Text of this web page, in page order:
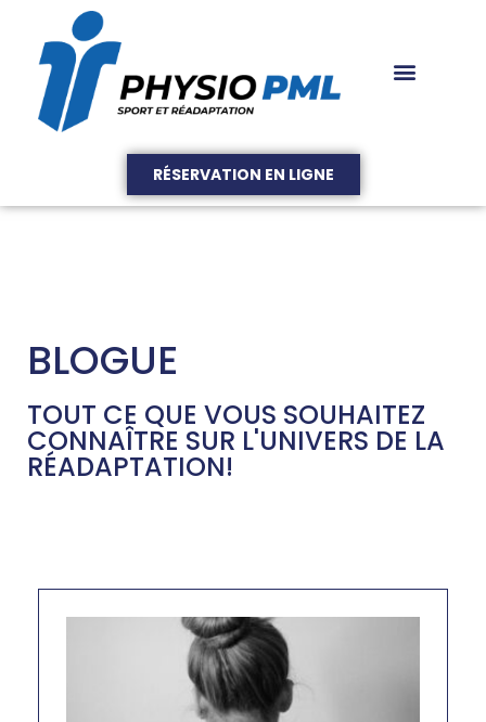
RÉSERVATION EN LIGNE
BLOGUE
TOUT CE QUE VOUS SOUHAITEZ
CONNAÎTRE SUR L'UNIVERS DE LA
RÉADAPTATION!